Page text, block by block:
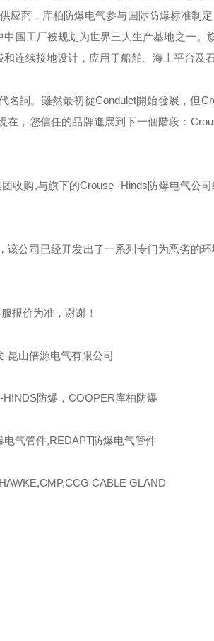
应商，库柏防爆电气参与国际防爆标准制
国工厂被规划为世界三大生产基地之一。
和连续接地设计，应用于船舶、海上平台及石
名詞。雖然最初從Condulet開始發展，但
，您信任的品牌進展到下一個階段：
收购,与旗下的Crouse--Hinds防爆电气公
该公司已经开发出了一系列专门为恶劣的
报价为准，谢谢！
昆山倍源电气有限公司
防爆，COOPER库柏防爆
气管件,REDAPT防爆电气管件
CABLE GLAND